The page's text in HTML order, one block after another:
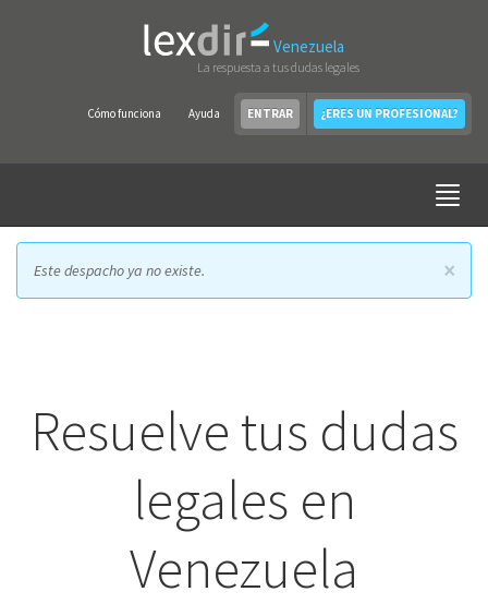
Venezuela
La respuesta a tus dudas legales
Cómo funciona Ayuda ENTRAR ¿ERES UN PROFESIONAL?
×
Este despacho ya no existe.
Resuelve tus dudas
legales en
Venezuela